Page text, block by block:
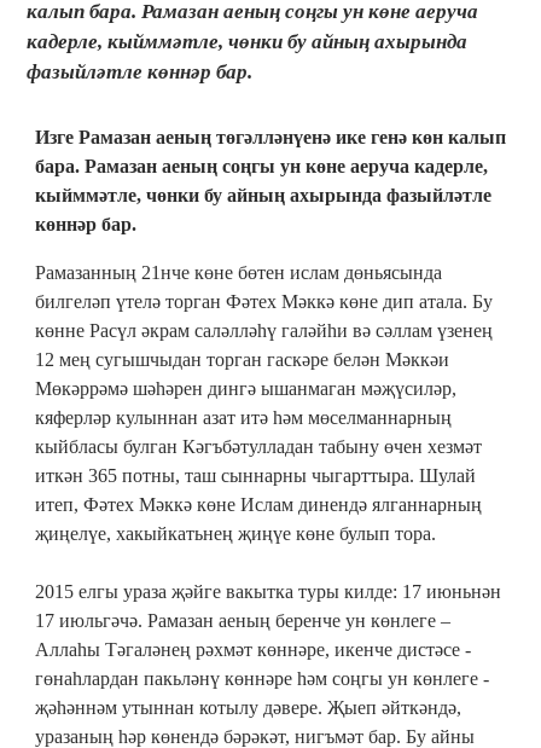
калып бара. Рамазан аеның соңгы ун көне аеруча
кадерле, кыйммәтле, чөнки бу айның ахырында
фазыйләтле көннәр бар.
Изге Рамазан аеның төгәлләнүенә ике генә көн калып
бара. Рамазан аеның соңгы ун көне аеруча кадерле,
кыйммәтле, чөнки бу айның ахырында фазыйләтле
көннәр бар.
Рамазанның 21нче көне бөтен ислам дөньясында
билгеләп үтелә торган Фәтех Мәккә көне дип атала. Бу
көнне Расүл әкрам саләлләһү галәйһи вә сәллам үзенең
12 мең сугышчыдан торган гаскәре белән Мәккәи
Мөкәррәмә шәһәрен дингә ышанмаган мәҗүсиләр,
кяферләр кулыннан азат итә һәм мөселманнарның
кыйбласы булган Кәгъбәтулладан табыну өчен хезмәт
иткән 365 потны, таш сыннарны чыгарттыра. Шулай
итеп, Фәтех Мәккә көне Ислам динендә ялганнарның
җиңелүе, хакыйкатьнең җиңүе көне булып тора.
2015 елгы ураза җәйге вакытка туры килде: 17 июньнән
17 июльгәчә. Рамазан аеның беренче ун көнлеге –
Аллаһы Тәгаләнең рәхмәт көннәре, икенче дистәсе -
гөнаһлардан пакьләнү көннәре һәм соңгы ун көнлеге -
җәһәннәм утыннан котылу дәвере. Җыеп әйткәндә,
уразаның һәр көнендә бәрәкәт, нигъмәт бар. Бу айны